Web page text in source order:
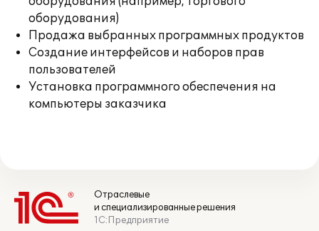
оборудования)
Продажа выбранных программных продуктов
Создание интерфейсов и наборов прав
пользователей
Установка программного обеспечения на
компьютеры заказчика
Отраслевые
и специализированные решения
1С:Предприятие